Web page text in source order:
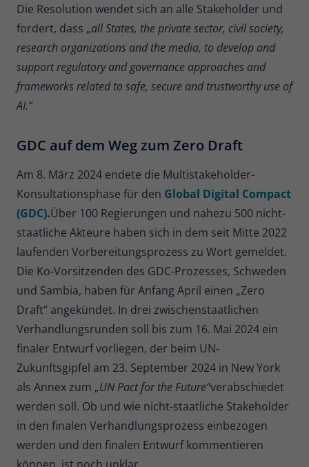
Die Resolution wendet sich an alle Stakeholder und
fordert, dass „all States, the private sector, civil society,
research organizations and the media, to develop and
support regulatory and governance approaches and
frameworks related to safe, secure and trustworthy use of
AI.“
GDC auf dem Weg zum Zero Draft
Am 8. März 2024 endete die Multistakeholder-
Konsultationsphase für den Global Digital Compact
(GDC).Über 100 Regierungen und nahezu 500 nicht-
staatliche Akteure haben sich in dem seit Mitte 2022
laufenden Vorbereitungsprozess zu Wort gemeldet.
Die Ko-Vorsitzenden des GDC-Prozesses, Schweden
und Sambia, haben für Anfang April einen „Zero
Draft“ angekündet. In drei zwischenstaatlichen
Verhandlungsrunden soll bis zum 16. Mai 2024 ein
finaler Entwurf vorliegen, der beim UN-
Zukunftsgipfel am 23. September 2024 in New York
als Annex zum „UN Pact for the Future“verabschiedet
werden soll. Ob und wie nicht-staatliche Stakeholder
in den finalen Verhandlungsprozess einbezogen
werden und den finalen Entwurf kommentieren